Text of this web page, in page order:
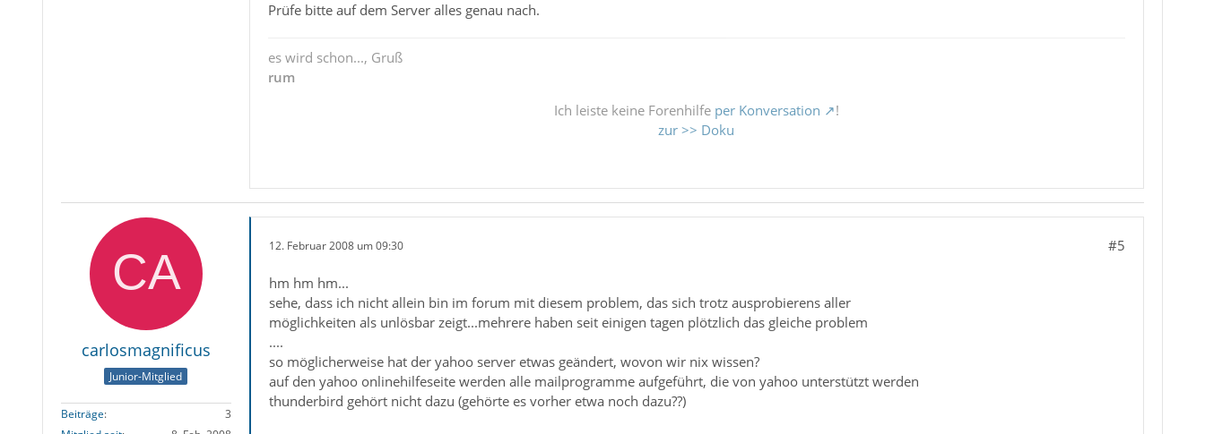
Prüfe bitte auf dem Server alles genau nach.
es wird schon..., Gruß
rum
Ich leiste keine Forenhilfe per Konversation
!
zur >> Doku
carlosmagnificus
Junior-Mitglied
Beiträge
3
12. Februar 2008 um 09:30 #5
hm hm hm...
sehe, dass ich nicht allein bin im forum mit diesem problem, das sich trotz ausprobierens aller
möglichkeiten als unlösbar zeigt...mehrere haben seit einigen tagen plötzlich das gleiche problem
....
so möglicherweise hat der yahoo server etwas geändert, wovon wir nix wissen?
auf den yahoo onlinehilfeseite werden alle mailprogramme aufgeführt, die von yahoo unterstützt werden
thunderbird gehört nicht dazu (gehörte es vorher etwa noch dazu??)